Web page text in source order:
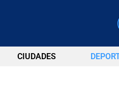
CIUDADES